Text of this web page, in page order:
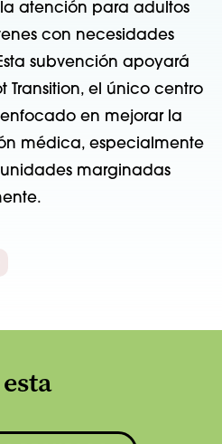
atención para adultos
con necesidades
subvención apoyará
Transition, el único centro
en mejorar la
médica, especialmente
marginadas